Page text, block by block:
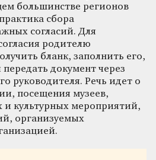
большинстве регионов
сбора
согласий. Для
родителю
бланк, заполнить его,
документ через
руководителя. Речь идет о
посещения музеев,
и культурных мероприятий,
организуемых